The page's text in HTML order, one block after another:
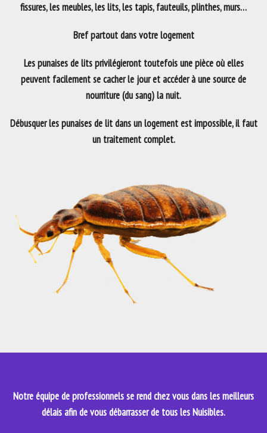
fissures, les meubles, les lits, les tapis, fauteuils, plinthes, murs…
Bref partout dans votre logement
Les punaises de lits privilégieront toutefois une pièce où elles
peuvent facilement se cacher le jour et accéder à une source de
nourriture (du sang) la nuit.
Débusquer les punaises de lit dans un logement est impossible, il faut
un traitement complet.
Notre équipe de professionnels se rend chez vous dans les meilleurs
délais afin de vous débarrasser de tous les Nuisibles.